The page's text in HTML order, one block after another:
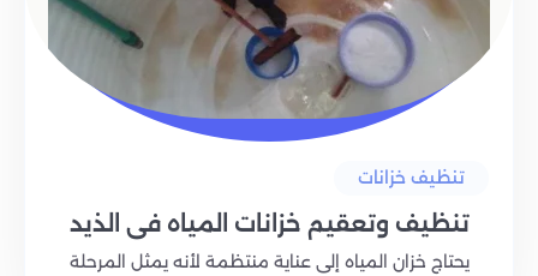
تنظيف خزانات
تنظيف وتعقيم خزانات المياه في الذيد
يحتاج خزان المياه إلى عناية منتظمة لأنه يمثل المرحلة